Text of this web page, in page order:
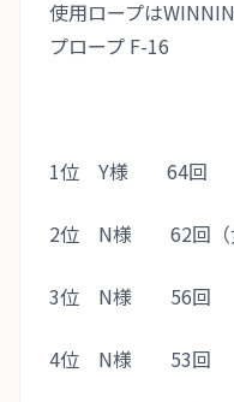
使用ロープは
プロープ F-16
1位 Y様 64回
2位 N様 62回（女
3位 N様 56回
4位 N様 53回